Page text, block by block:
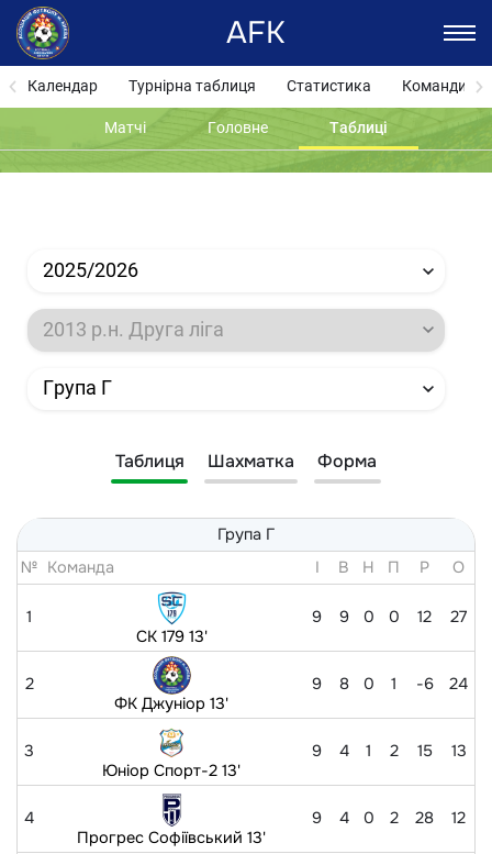
AFK
Календар Турнірна таблиця Статистика Команди
Матчі Головне Таблиці
2025/2026
2013 р.н. Друга ліга
Група Г
Таблиця Шахматка Форма
Група Г
№ Команда I В Н П Р O
1
СК 179 13'
9 9 0 0 12 27
2
ФК Джуніор 13'
9 8 0 1 -6 24
3
Юніор Спорт-2 13'
9 4 1 2 15 13
4
Прогрес Софіївський 13'
9 4 0 2 28 12